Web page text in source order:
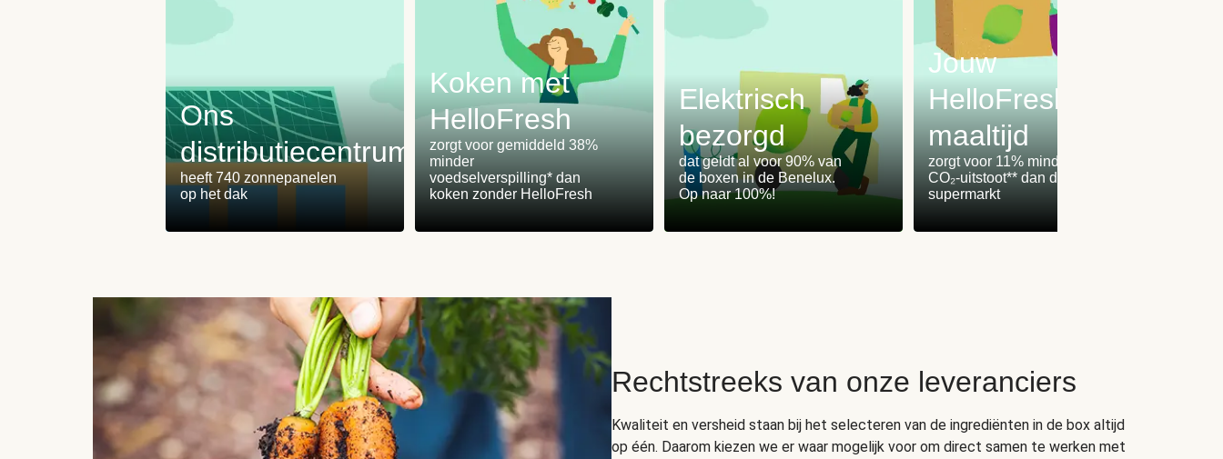
Ons
distributiecentrum
heeft 740 zonnepanelen
op het dak
Koken met
HelloFresh
zorgt voor gemiddeld 38%
minder
voedselverspilling* dan
koken zonder HelloFresh
Elektrisch
bezorgd
dat geldt al voor 90% van
de boxen in de Benelux.
Op naar 100%!
Jouw
HelloFresh-
maaltijd
zorgt voor 11% minder
CO₂-uitstoot** dan de
supermarkt
Rechtstreeks van onze leveranciers
Kwaliteit en versheid staan bij het selecteren van de ingrediënten in de box altijd
op één. Daarom kiezen we er waar mogelijk voor om direct samen te werken met